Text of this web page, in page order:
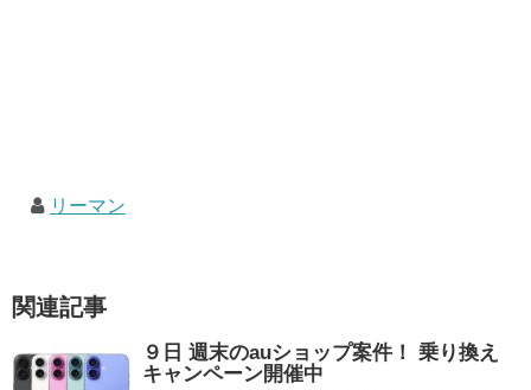
リーマン
関連記事
９日 週末のauショップ案件！ 乗り換え
キャンペーン開催中